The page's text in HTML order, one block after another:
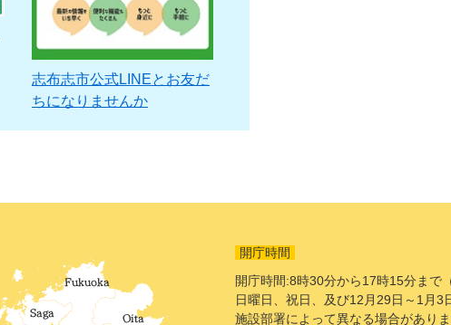
志布志市公式LINEとお友だ
ちになりませんか
開庁時間
開庁時間:8時30分から17時15分まで
日曜日、祝日、及び12月29日～1月3
施設部署によって異なる場合がありま